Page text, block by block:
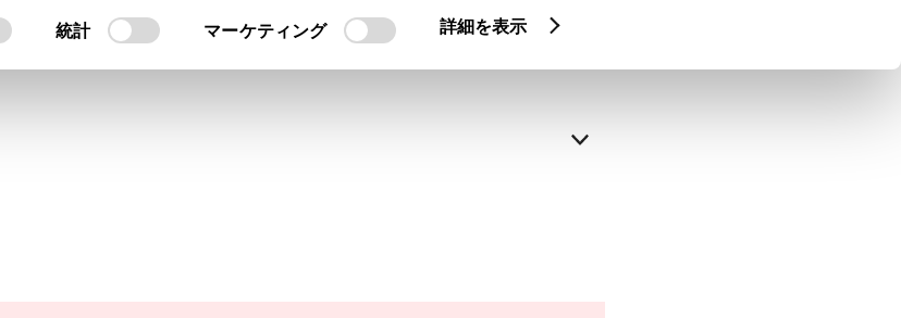
統計 マーケティング 詳細を表示
ログインして自動入力